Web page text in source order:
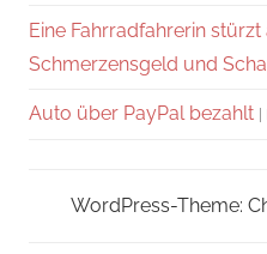
Eine Fahrradfahrerin stürzt
Schmerzensgeld und
Auto über PayPal bezahlt
WordPress-Theme: